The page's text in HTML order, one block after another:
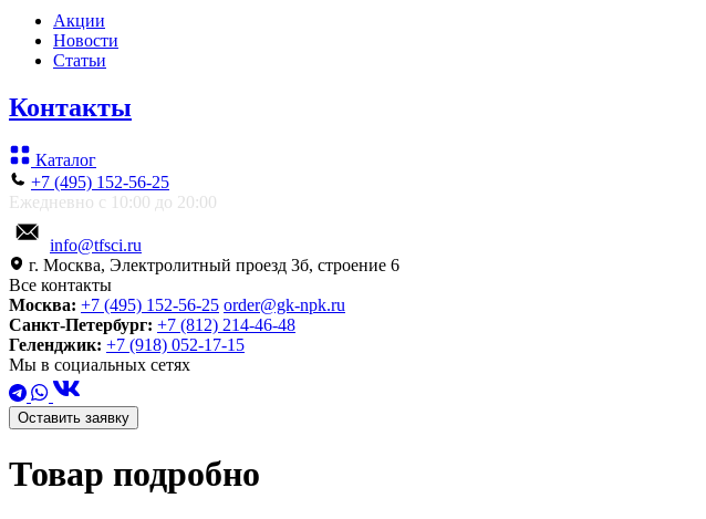
Акции
Новости
Статьи
Контакты
Каталог
+7 (495) 152-56-25
Ежедневно с 10:00 до 20:00
info@tfsci.ru
г. Москва, Электролитный проезд 3б, строение 6
Все контакты
Москва: +7 (495) 152-56-25 order@gk-npk.ru
Санкт-Петербург: +7 (812) 214-46-48
Геленджик: +7 (918) 052-17-15
Мы в социальных сетях
Оставить заявку
Товар подробно